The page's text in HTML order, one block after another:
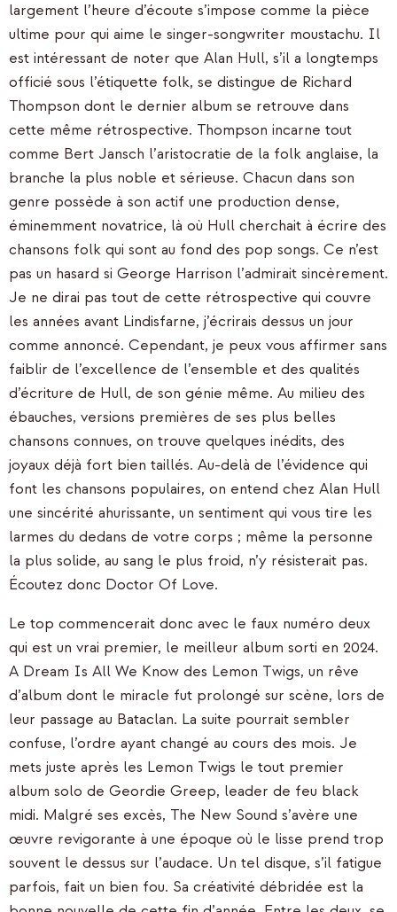
largement l’heure d’écoute s’impose comme la pièce
ultime pour qui aime le singer-songwriter moustachu. Il
est intéressant de noter que Alan Hull, s’il a longtemps
officié sous l’étiquette folk, se distingue de Richard
Thompson dont le dernier album se retrouve dans
cette même rétrospective. Thompson incarne tout
comme Bert Jansch l’aristocratie de la folk anglaise, la
branche la plus noble et sérieuse. Chacun dans son
genre possède à son actif une production dense,
éminemment novatrice, là où Hull cherchait à écrire des
chansons folk qui sont au fond des pop songs. Ce n’est
pas un hasard si George Harrison l’admirait sincèrement.
Je ne dirai pas tout de cette rétrospective qui couvre
les années avant Lindisfarne, j’écrirais dessus un jour
comme annoncé. Cependant, je peux vous affirmer sans
faiblir de l’excellence de l’ensemble et des qualités
d’écriture de Hull, de son génie même. Au milieu des
ébauches, versions premières de ses plus belles
chansons connues, on trouve quelques inédits, des
joyaux déjà fort bien taillés. Au-delà de l’évidence qui
font les chansons populaires, on entend chez Alan Hull
une sincérité ahurissante, un sentiment qui vous tire les
larmes du dedans de votre corps ; même la personne
la plus solide, au sang le plus froid, n’y résisterait pas.
Écoutez donc Doctor Of Love.
Le top commencerait donc avec le faux numéro deux
qui est un vrai premier, le meilleur album sorti en 2024.
A Dream Is All We Know des Lemon Twigs, un rêve
d’album dont le miracle fut prolongé sur scène, lors de
leur passage au Bataclan. La suite pourrait sembler
confuse, l’ordre ayant changé au cours des mois. Je
mets juste après les Lemon Twigs le tout premier
album solo de Geordie Greep, leader de feu black
midi. Malgré ses excès, The New Sound s’avère une
œuvre revigorante à une époque où le lisse prend trop
souvent le dessus sur l’audace. Un tel disque, s’il fatigue
parfois, fait un bien fou. Sa créativité débridée est la